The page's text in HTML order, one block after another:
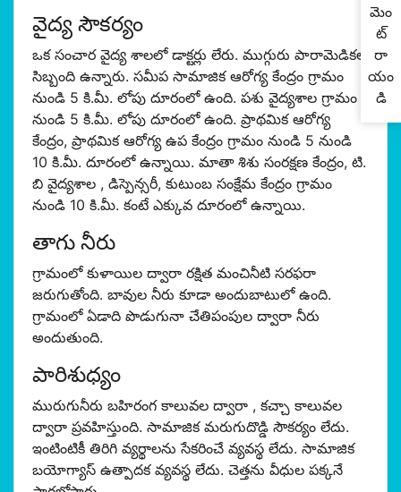
వైద్య సౌకర్యం
ఒక సంచార వైద్య శాలలో డాక్టర్లు లేరు. ముగ్గురు పారామెడికల్
సిబ్బంది ఉన్నారు. సమీప సామాజిక ఆరోగ్య కేంద్రం గ్రామం
నుండి 5 కి.మీ. లోపు దూరంలో ఉంది. పశు వైద్యశాల గ్రామం
నుండి 5 కి.మీ. లోపు దూరంలో ఉంది. ప్రాథమిక ఆరోగ్య
కేంద్రం, ప్రాథమిక ఆరోగ్య ఉప కేంద్రం గ్రామం నుండి 5 నుండి
10 కి.మీ. దూరంలో ఉన్నాయి. మాతా శిశు సంరక్షణ కేంద్రం, టి.
బి వైద్యశాల , డిస్పెన్సరీ, కుటుంబ సంక్షేమ కేంద్రం గ్రామం
నుండి 10 కి.మీ. కంటే ఎక్కువ దూరంలో ఉన్నాయి.
తాగు నీరు
గ్రామంలో కుళాయిల ద్వారా రక్షిత మంచినీటి సరఫరా
జరుగుతోంది. బావుల నీరు కూడా అందుబాటులో ఉంది.
గ్రామంలో ఏడాది పొడుగునా చేతిపంపుల ద్వారా నీరు
అందుతుంది.
పారిశుధ్యం
మురుగునీరు బహిరంగ కాలువల ద్వారా , కచ్చా కాలువల
ద్వారా ప్రవహిస్తుంది. సామాజిక మరుగుదొడ్డి సౌకర్యం లేదు.
ఇంటింటికీ తిరిగి వ్యర్థాలను సేకరించే వ్యవస్థ లేదు. సామాజిక
బయోగ్యాస్ ఉత్పాదక వ్యవస్థ లేదు. చెత్తను వీధుల పక్కనే
మెం
ట్
రా
యం
డి